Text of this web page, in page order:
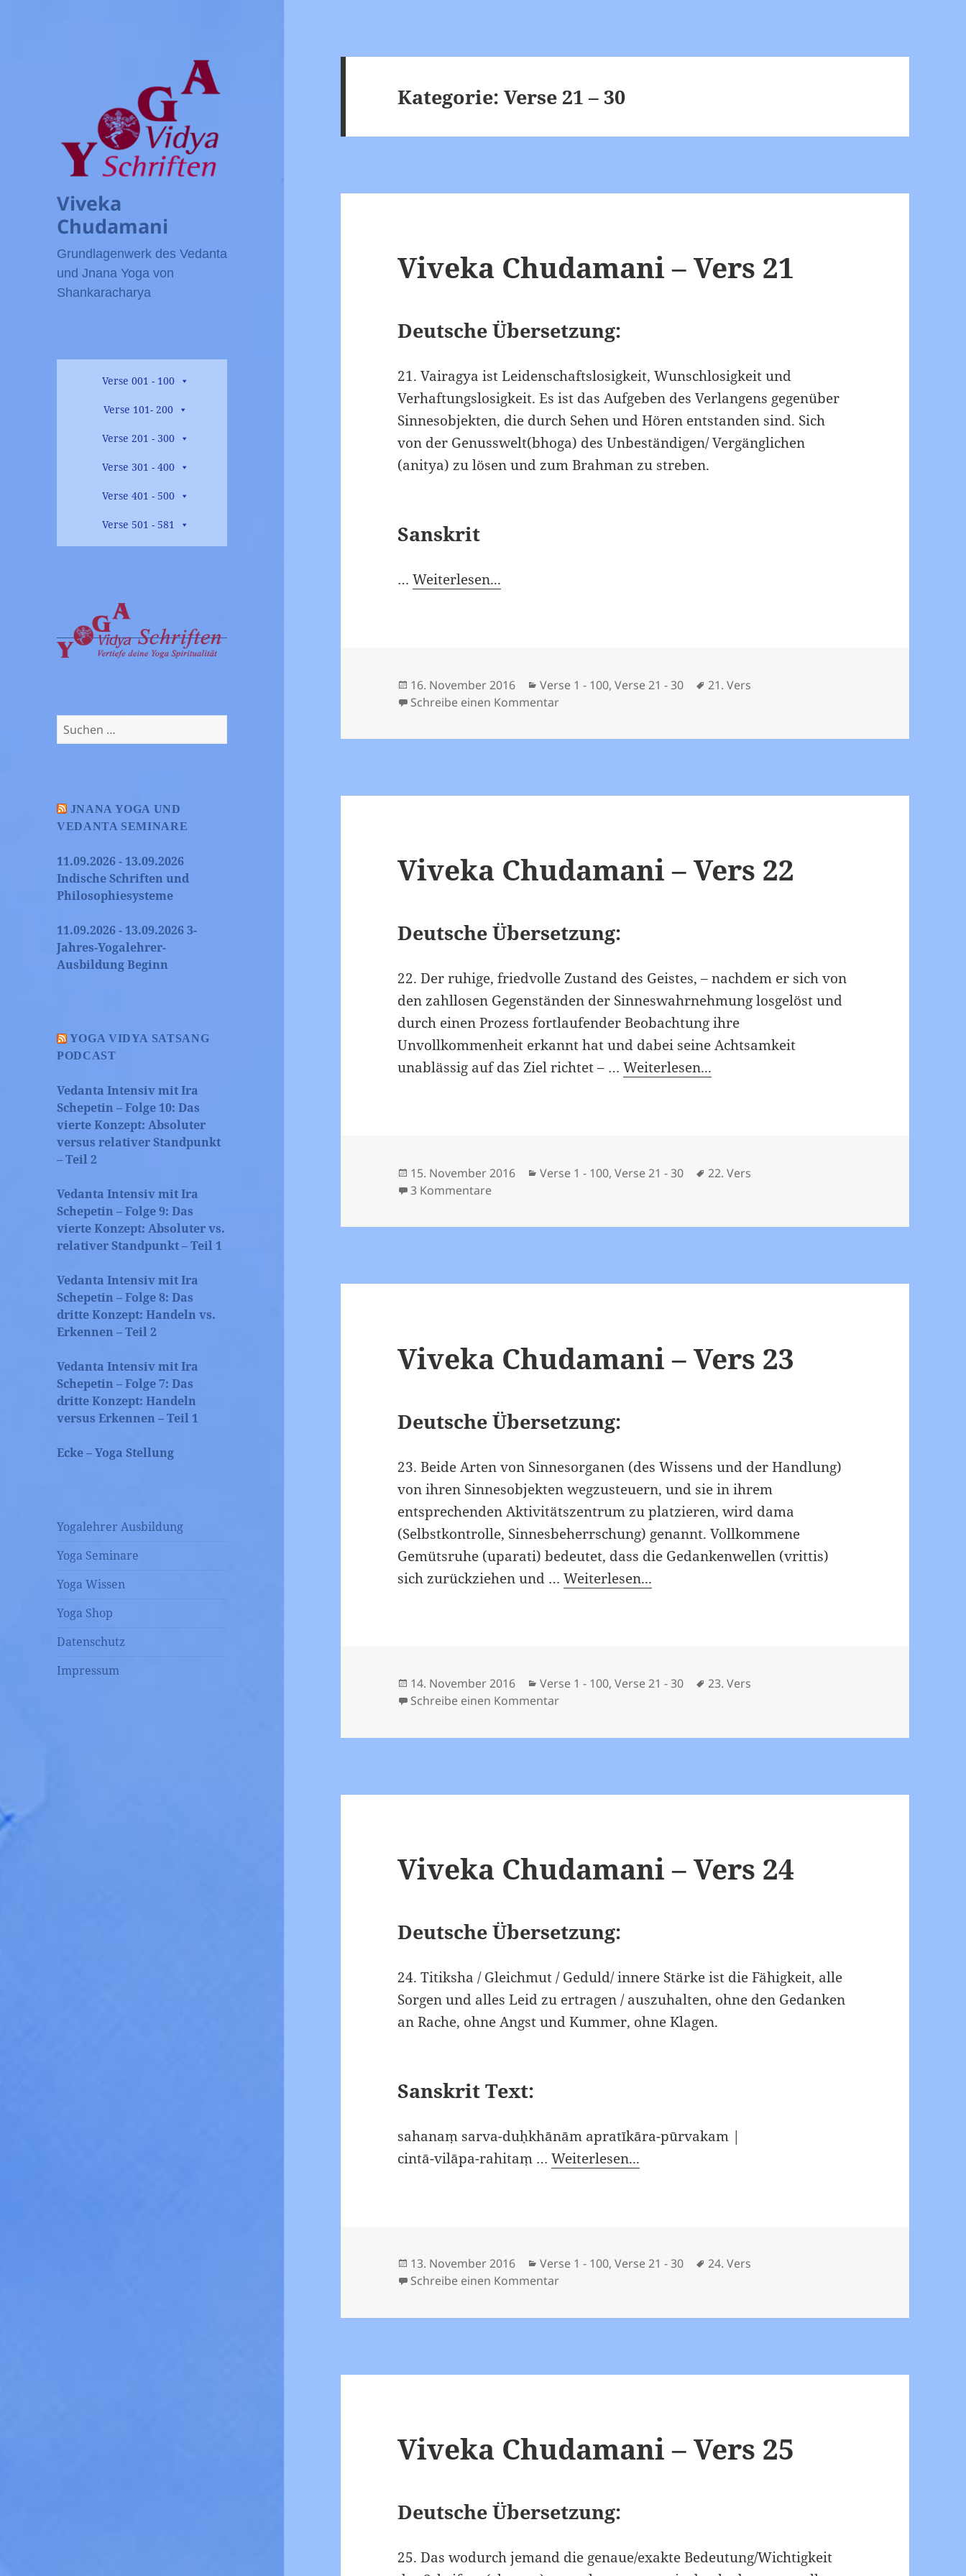
Viveka
Chudamani
Grundlagenwerk des Vedanta
und Jnana Yoga von
Shankaracharya
Verse 001 - 100
Verse 101- 200
Verse 201 - 300
Verse 301 - 400
Verse 401 - 500
Verse 501 - 581
Suchen
nach:
JNANA YOGA UND
VEDANTA SEMINARE
11.09.2026 - 13.09.2026
Indische Schriften und
Philosophiesysteme
11.09.2026 - 13.09.2026 3-
Jahres-Yogalehrer-
Ausbildung Beginn
YOGA VIDYA SATSANG
PODCAST
Vedanta Intensiv mit Ira
Schepetin – Folge 10: Das
vierte Konzept: Absoluter
versus relativer Standpunkt
– Teil 2
Vedanta Intensiv mit Ira
Schepetin – Folge 9: Das
vierte Konzept: Absoluter vs.
relativer Standpunkt – Teil 1
Vedanta Intensiv mit Ira
Schepetin – Folge 8: Das
dritte Konzept: Handeln vs.
Erkennen – Teil 2
Vedanta Intensiv mit Ira
Schepetin – Folge 7: Das
dritte Konzept: Handeln
versus Erkennen – Teil 1
Ecke – Yoga Stellung
Yogalehrer Ausbildung
Yoga Seminare
Yoga Wissen
Yoga Shop
Datenschutz
Impressum
Kategorie:Verse 21 – 30
Viveka Chudamani – Vers 21
Deutsche Übersetzung:
21. Vairagya ist Leidenschaftslosigkeit, Wunschlosigkeit und
Verhaftungslosigkeit. Es ist das Aufgeben des Verlangens gegenüber
Sinnesobjekten, die durch Sehen und Hören entstanden sind. Sich
von der Genusswelt(bhoga) des Unbeständigen/ Vergänglichen
(anitya) zu lösen und zum Brahman zu streben.
Sanskrit
…Weiterlesen...
Veröffentlicht
am
16. November 2016 Kategorien
Verse 1 - 100,Verse 21 - 30 Schlagwörter
21. Vers
Schreibe einen Kommentarzu Viveka Chudamani – Vers 21
Viveka Chudamani – Vers 22
Deutsche Übersetzung:
22. Der ruhige, friedvolle Zustand des Geistes, – nachdem er sich von
den zahllosen Gegenständen der Sinneswahrnehmung losgelöst und
durch einen Prozess fortlaufender Beobachtung ihre
Unvollkommenheit erkannt hat und dabei seine Achtsamkeit
unablässig auf das Ziel richtet – …Weiterlesen...
Veröffentlicht
am
15. November 2016 Kategorien
Verse 1 - 100,Verse 21 - 30 Schlagwörter
22. Vers
3 Kommentarezu Viveka Chudamani – Vers 22
Viveka Chudamani – Vers 23
Deutsche Übersetzung:
23. Beide Arten von Sinnesorganen (des Wissens und der Handlung)
von ihren Sinnesobjekten wegzusteuern, und sie in ihrem
entsprechenden Aktivitätszentrum zu platzieren, wird dama
(Selbstkontrolle, Sinnesbeherrschung) genannt. Vollkommene
Gemütsruhe (uparati) bedeutet, dass die Gedankenwellen (vrittis)
sich zurückziehen und …Weiterlesen...
Veröffentlicht
am
14. November 2016 Kategorien
Verse 1 - 100,Verse 21 - 30 Schlagwörter
23. Vers
Schreibe einen Kommentarzu Viveka Chudamani – Vers 23
Viveka Chudamani – Vers 24
Deutsche Übersetzung:
24. Titiksha / Gleichmut / Geduld/ innere Stärke ist die Fähigkeit, alle
Sorgen und alles Leid zu ertragen / auszuhalten, ohne den Gedanken
an Rache, ohne Angst und Kummer, ohne Klagen.
Sanskrit Text:
sahanaṃ sarva-duḥkhānām apratīkāra-pūrvakam |
cintā-vilāpa-rahitaṃ …Weiterlesen...
Veröffentlicht
am
13. November 2016 Kategorien
Verse 1 - 100,Verse 21 - 30 Schlagwörter
24. Vers
Schreibe einen Kommentarzu Viveka Chudamani – Vers 24
Viveka Chudamani – Vers 25
Deutsche Übersetzung:
25. Das wodurch jemand die genaue/exakte Bedeutung/Wichtigkeit